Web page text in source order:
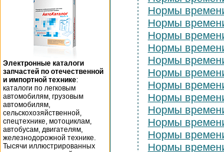
Электронные каталоги
запчастей по отечественной
и импортной технике:
каталоги по легковым
автомобилям, грузовым
автомобилям,
сельскохозяйственной,
спецтехнике, мотоциклам,
автобусам, двигателям,
железнодорожной технике.
Тысячи иллюстрированных
Нормы
Нормы
Нормы
Нормы
Нормы
Нормы
Нормы
Нормы
Нормы
Нормы
Нормы
Нормы